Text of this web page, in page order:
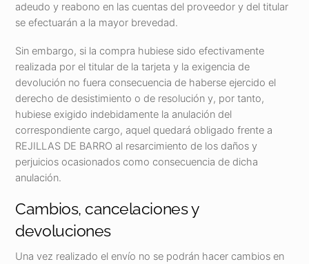
adeudo y reabono en las cuentas del proveedor y del titular
se efectuarán a la mayor brevedad.
Sin embargo, si la compra hubiese sido efectivamente
realizada por el titular de la tarjeta y la exigencia de
devolución no fuera consecuencia de haberse ejercido el
derecho de desistimiento o de resolución y, por tanto,
hubiese exigido indebidamente la anulación del
correspondiente cargo, aquel quedará obligado frente a
REJILLAS DE BARRO al resarcimiento de los daños y
perjuicios ocasionados como consecuencia de dicha
anulación.
Cambios, cancelaciones y
devoluciones
Una vez realizado el envío no se podrán hacer cambios en